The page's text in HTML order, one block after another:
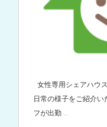
女性専用シェアハウ
日常の様子をご紹介
フが出勤 …